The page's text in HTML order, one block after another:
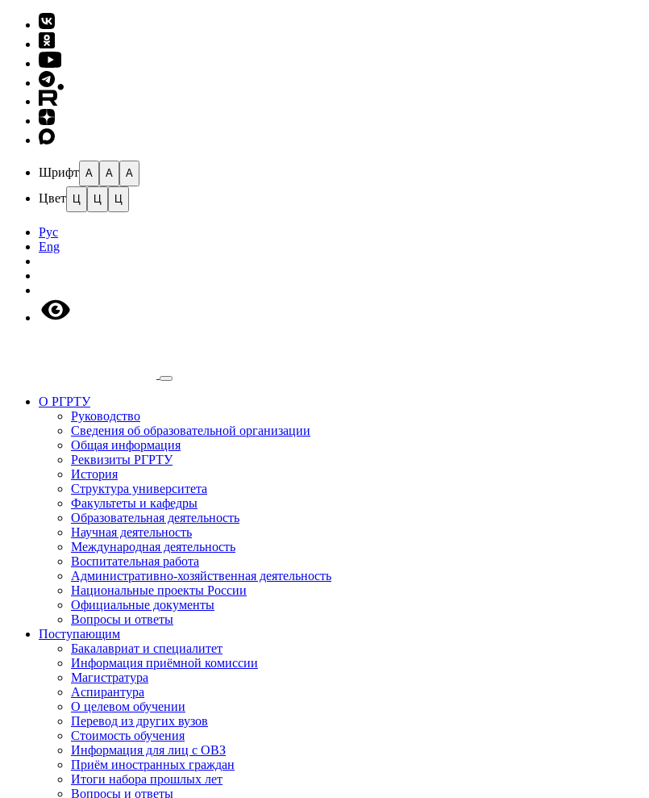
Шрифт A A A
Цвет Ц Ц Ц
Рус
Eng
О РГРТУ
Руководство
Сведения об образовательной организации
Общая информация
Реквизиты РГРТУ
История
Структура университета
Факультеты и кафедры
Образовательная деятельность
Научная деятельность
Международная деятельность
Воспитательная работа
Административно-хозяйственная деятельность
Национальные проекты России
Официальные документы
Вопросы и ответы
Поступающим
Бакалавриат и специалитет
Информация приёмной комиссии
Магистратура
Аспирантура
О целевом обучении
Перевод из других вузов
Стоимость обучения
Информация для лиц с ОВЗ
Приём иностранных граждан
Итоги набора прошлых лет
Вопросы и ответы